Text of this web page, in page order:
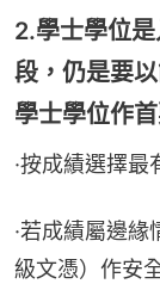
2.學士學位
段，仍是要
學士學位作
·按成績選擇最
·若成績屬邊
級文憑）作安